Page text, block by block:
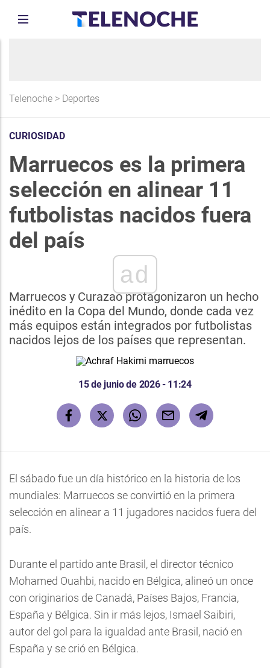
Telenoche > Deportes
CURIOSIDAD
Marruecos es la primera
selección en alinear 11
futbolistas nacidos fuera
del país
ad
Marruecos y Curazao protagonizaron un hecho
inédito en la Copa del Mundo, donde cada vez
más equipos están integrados por futbolistas
nacidos lejos de los países que representan.
15 de junio de 2026 - 11:24
El sábado fue un día histórico en la historia de los
mundiales: Marruecos se convirtió en la primera
selección en alinear a 11 jugadores nacidos fuera del
país.
Durante el partido ante Brasil, el director técnico
Mohamed Ouahbi, nacido en Bélgica, alineó un once
con originarios de Canadá, Países Bajos, Francia,
España y Bélgica. Sin ir más lejos, Ismael Saibiri,
autor del gol para la igualdad ante Brasil, nació en
España y se crió en Bélgica.